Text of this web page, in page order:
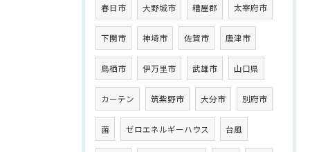
春日市 大野城市 糟屋郡 太宰府市
下関市 神埼市 佐賀市 唐津市
鳥栖市 伊万里市 武雄市 山口県
カーテン 筑紫野市 大分市 別府市
菌 ゼロエネルギーハウス 台風